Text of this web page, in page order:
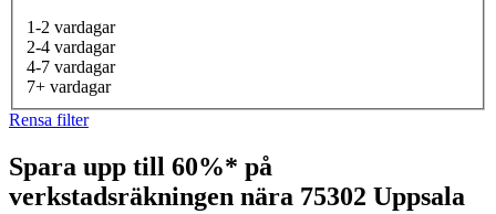
1-2 vardagar
2-4 vardagar
4-7 vardagar
7+ vardagar
Rensa filter
Spara upp till 60%* på
verkstadsräkningen nära 75302 Uppsala